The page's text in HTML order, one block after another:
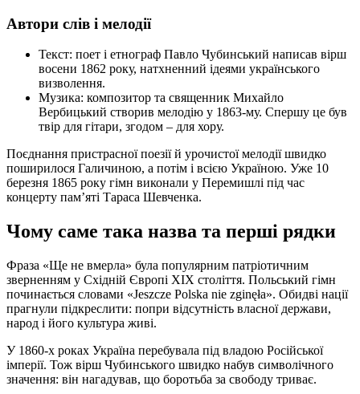
Автори слів і мелодії
Текст: поет і етнограф Павло Чубинський написав вірш
восени 1862 року, натхненний ідеями українського
визволення.
Музика: композитор та священник Михайло
Вербицький створив мелодію у 1863-му. Спершу це був
твір для гітари, згодом – для хору.
Поєднання пристрасної поезії й урочистої мелодії швидко
поширилося Галичиною, а потім і всією Україною. Уже 10
березня 1865 року гімн виконали у Перемишлі під час
концерту пам’яті Тараса Шевченка.
Чому саме така назва та перші рядки
Фраза «Ще не вмерла» була популярним патріотичним
зверненням у Східній Європі XIX століття. Польський гімн
починається словами «Jeszcze Polska nie zginęła». Обидві нації
прагнули підкреслити: попри відсутність власної держави,
народ і його культура живі.
У 1860-х роках Україна перебувала під владою Російської
імперії. Тож вірш Чубинського швидко набув символічного
значення: він нагадував, що боротьба за свободу триває.